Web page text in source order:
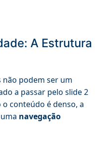
A Estrutura
não podem ser um
a passar pelo slide 2
conteúdo é denso, a
navegação